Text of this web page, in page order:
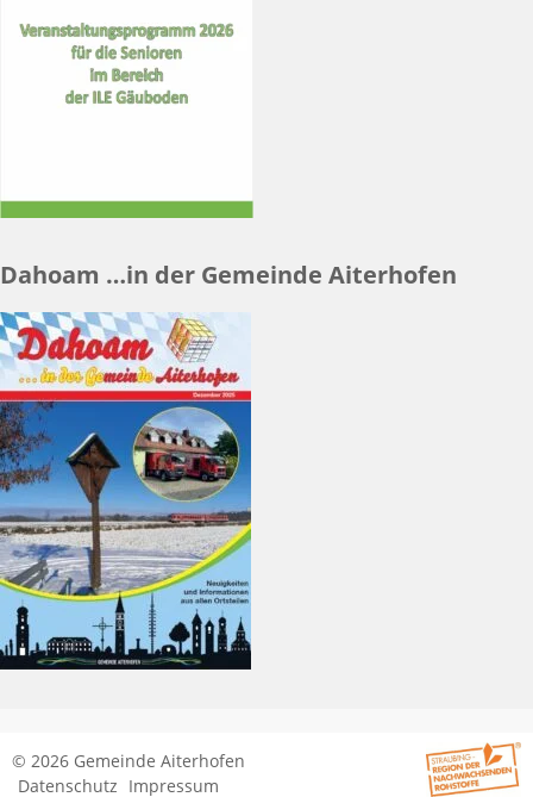
Dahoam …in der Gemeinde Aiterhofen
© 2026 Gemeinde Aiterhofen
Datenschutz Impressum